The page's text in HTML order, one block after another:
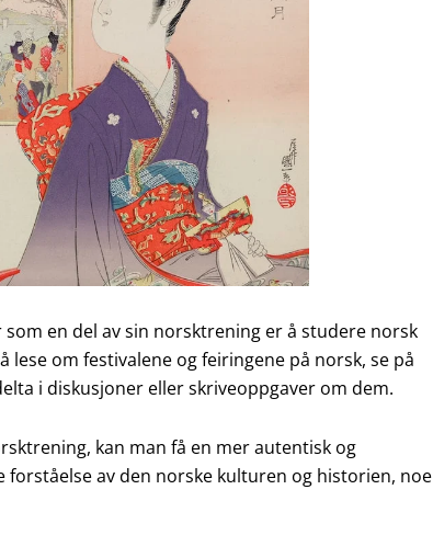
en del av sin norsktrening er å studere norsk
lese om festivalene og feiringene på norsk, se på
i diskusjoner eller skriveoppgaver om dem.
kan man få en mer autentisk og
forståelse av den norske kulturen og historien, noe